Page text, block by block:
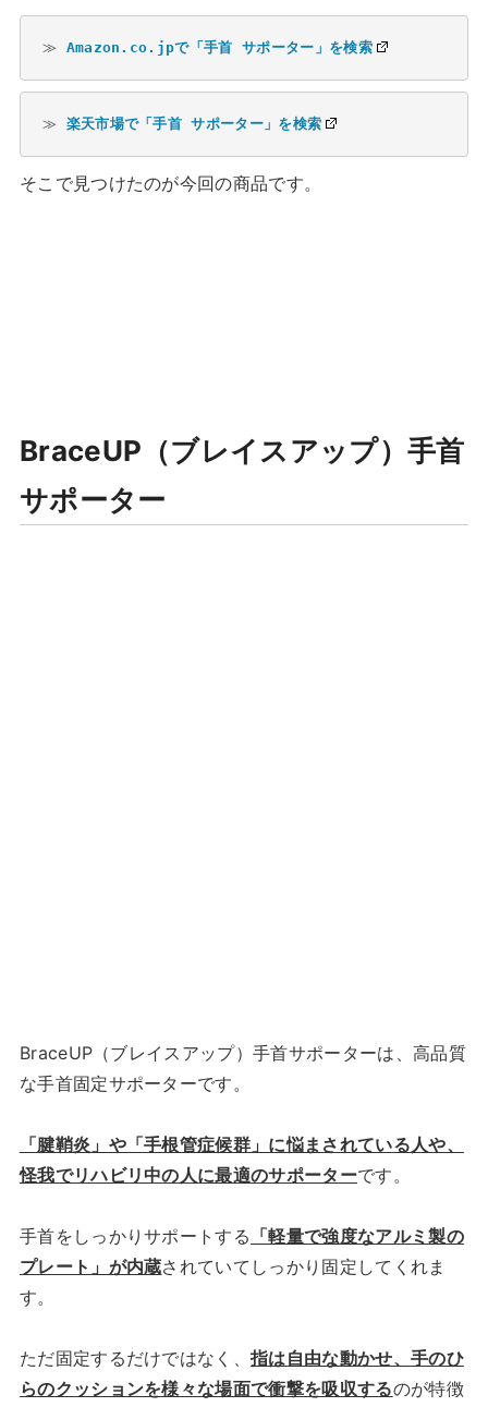
≫ Amazon.co.jpで「手首 サポーター」を検索
≫ 楽天市場で「手首 サポーター」を検索
そこで見つけたのが今回の商品です。
BraceUP（ブレイスアップ）手首
サポーター
BraceUP（ブレイスアップ）手首サポーターは、高品質
な手首固定サポーターです。
「腱鞘炎」や「手根管症候群」に悩まされている人や、
怪我でリハビリ中の人に最適のサポーターです。
手首をしっかりサポートする 「軽量で強度なアルミ製の
プレート」が内蔵されていてしっかり固定してくれま
す。
ただ固定するだけではなく、指は自由な動かせ、手のひ
らのクッションを様々な場面で衝撃を吸収するのが特徴